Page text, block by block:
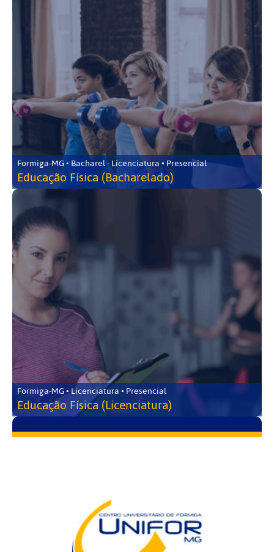
Formiga-MG • Bacharel - Licenciatura • Presencial
Educação Física (Bacharelado)
Formiga-MG • Licenciatura • Presencial
Educação Física (Licenciatura)